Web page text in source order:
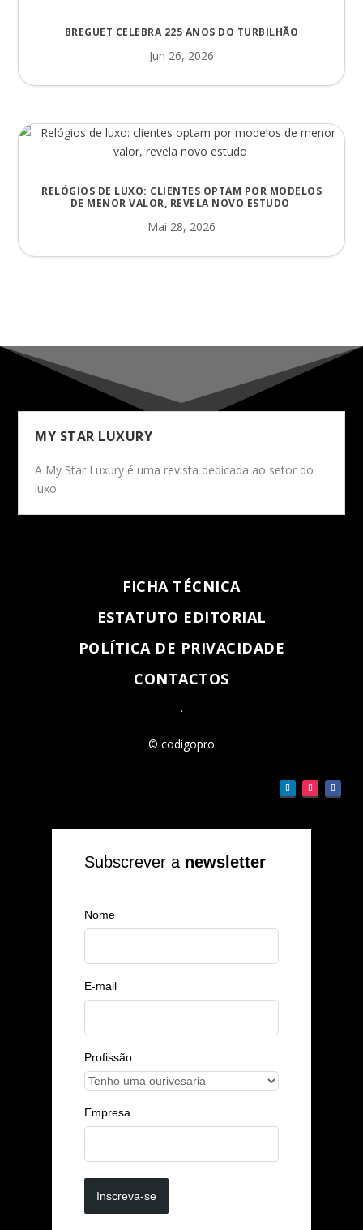
BREGUET CELEBRA 225 ANOS DO TURBILHÃO
Jun 26, 2026
RELÓGIOS DE LUXO: CLIENTES OPTAM POR MODELOS
DE MENOR VALOR, REVELA NOVO ESTUDO
Mai 28, 2026
MY STAR LUXURY
A My Star Luxury é uma revista dedicada ao setor do
luxo.
FICHA TÉCNICA
ESTATUTO EDITORIAL
POLÍTICA DE PRIVACIDADE
CONTACTOS
.
© codigopro
Subscrever a newsletter
Nome
E-mail
Profissão
Empresa
Inscreva-se